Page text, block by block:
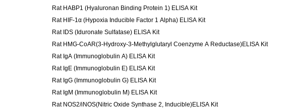
Rat HABP1 (Hyaluronan Binding Protein 1) ELISA Kit
Rat HIF-1α (Hypoxia Inducible Factor 1 Alpha) ELISA Kit
Rat IDS (Iduronate Sulfatase) ELISA Kit
Rat HMG-CoAR(3-Hydroxy-3-Methylglutaryl Coenzyme A Reductase)ELISA Kit
Rat IgA (Immunoglobulin A) ELISA Kit
Rat IgE (Immunoglobulin E) ELISA Kit
Rat IgG (Immunoglobulin G) ELISA Kit
Rat IgM (Immunoglobulin M) ELISA Kit
Rat NOS2/iNOS(Nitric Oxide Synthase 2, Inducible)ELISA Kit